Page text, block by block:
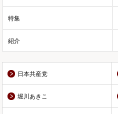
特集
紹介
日本共産党
堀川あきこ